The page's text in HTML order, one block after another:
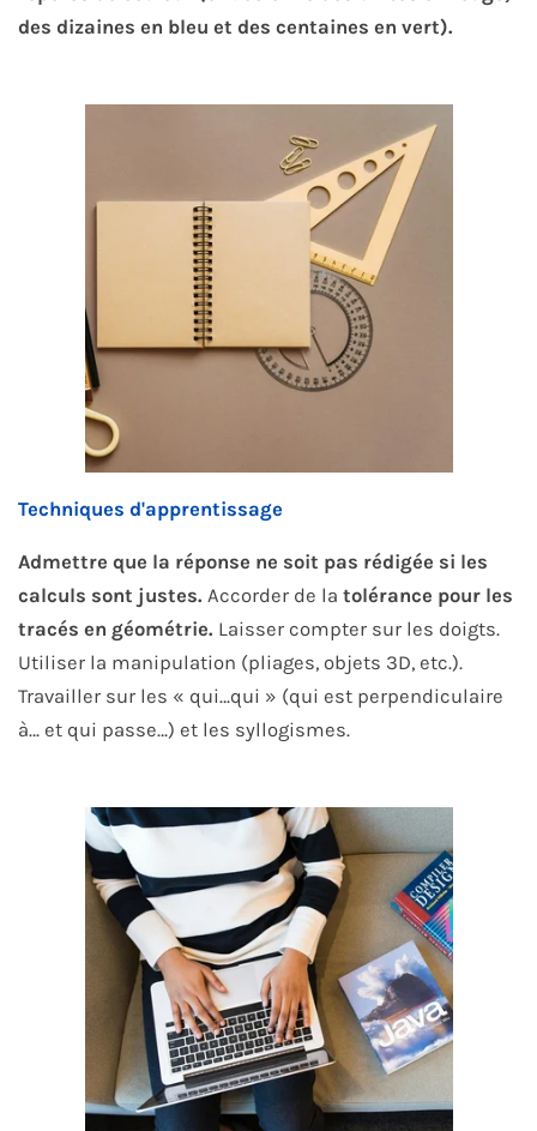
des dizaines en bleu et des centaines en vert).
Techniques d'apprentissage
Admettre que la réponse ne soit pas rédigée si les
calculs sont justes. Accorder de la tolérance pour les
tracés en géométrie. Laisser compter sur les doigts.
Utiliser la manipulation (pliages, objets 3D, etc.).
Travailler sur les « qui…qui » (qui est perpendiculaire
à… et qui passe…) et les syllogismes.